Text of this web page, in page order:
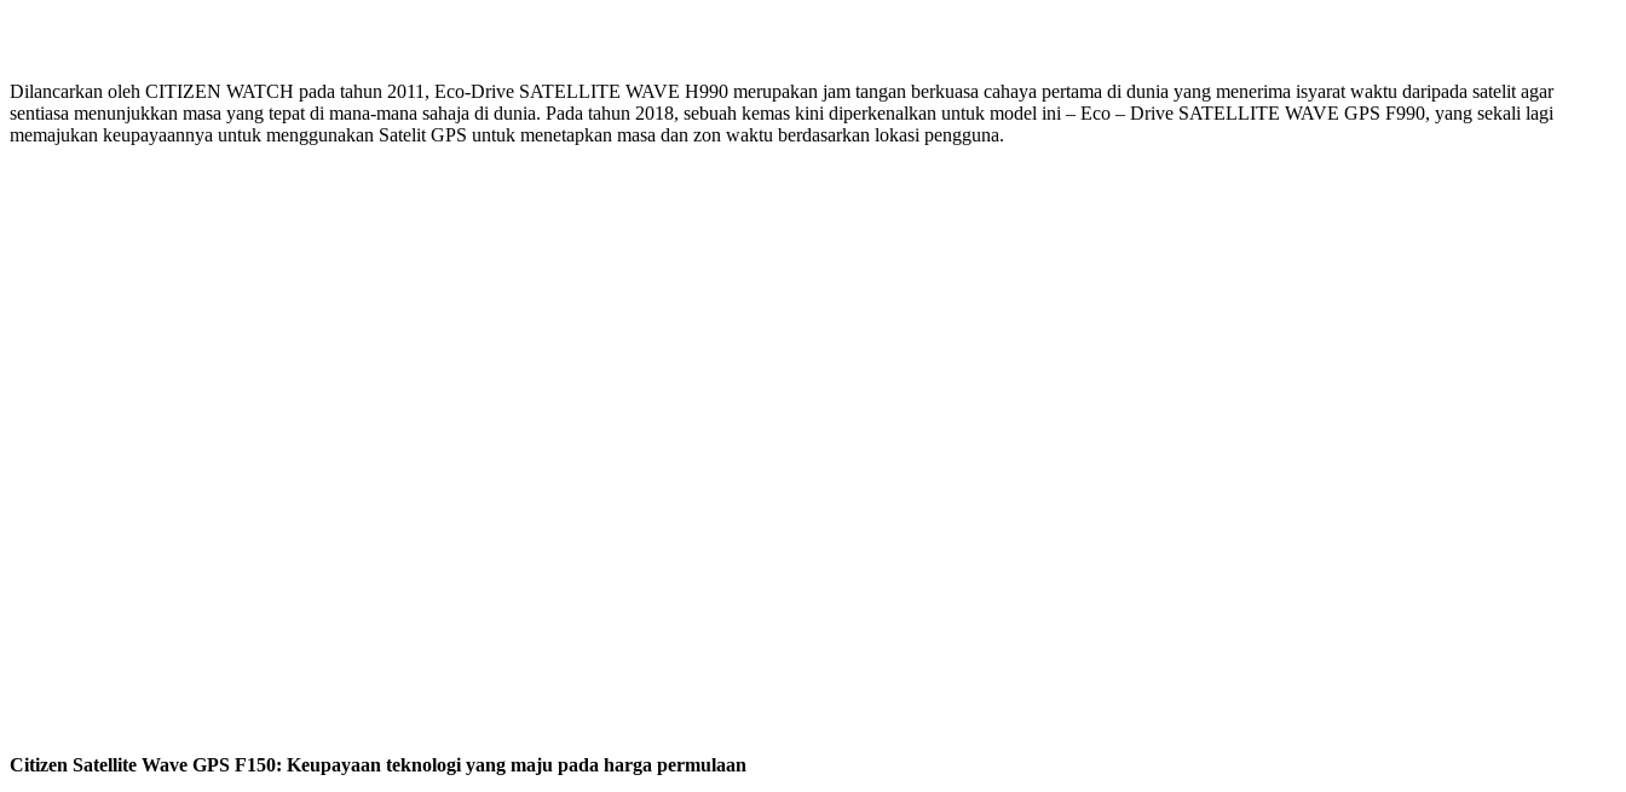
Dilancarkan oleh CITIZEN WATCH pada tahun 2011, Eco-Drive SATELLITE WAVE H990 merupakan jam tangan berkuasa cahaya pertama di dunia yang menerima isyarat waktu daripada satelit agar
sentiasa menunjukkan masa yang tepat di mana-mana sahaja di dunia. Pada tahun 2018, sebuah kemas kini diperkenalkan untuk model ini – Eco – Drive SATELLITE WAVE GPS F990, yang sekali lagi
memajukan keupayaannya untuk menggunakan Satelit GPS untuk menetapkan masa dan zon waktu berdasarkan lokasi pengguna.
Citizen Satellite Wave GPS F150: Keupayaan teknologi yang maju pada harga permulaan